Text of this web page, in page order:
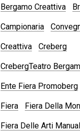
Bergamo Creattiva
Campionaria
Creattiva Creberg
CrebergTeatro
Ente Fiera Promoberg
Fiera Fiera Della
Fiera Delle Arti